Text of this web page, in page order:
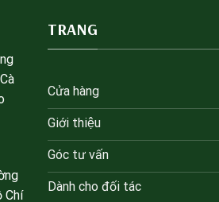
Chí
TRANG
Cửa hàng
Giới thiệu
Góc tư vấn
Dành cho đối tác